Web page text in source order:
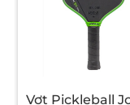
Vợt Pickleball